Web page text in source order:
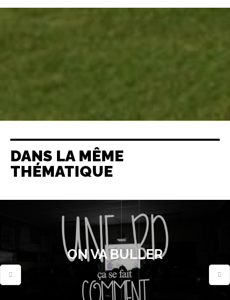
DANS LA MÊME
THÉMATIQUE
ON VA BULLER